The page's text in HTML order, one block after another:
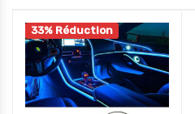
33% Réduction